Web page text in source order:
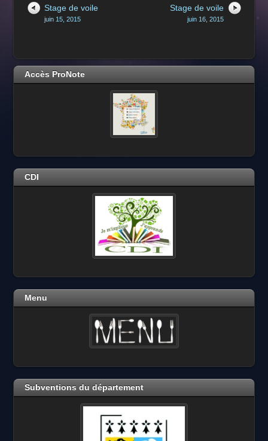
Stage de voile
juin 15, 2015
Stage de voile
juin 16, 2015
Accès ProNote
CDI
Menu
Subventions du département